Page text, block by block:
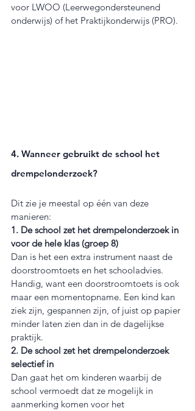
voor LWOO (Leerwegondersteunend
onderwijs) of het Praktijkonderwijs (PRO).
4. Wanneer gebruikt de school het
drempelonderzoek?
Dit zie je meestal op één van deze
manieren:
1. De school zet het drempelonderzoek in
voor de hele klas (groep 8)
Dan is het een extra instrument naast de
doorstroomtoets en het schooladvies.
Handig, want een doorstroomtoets is ook
maar een momentopname. Een kind kan
ziek zijn, gespannen zijn, of juist op papier
minder laten zien dan in de dagelijkse
praktijk.
2. De school zet het drempelonderzoek
selectief in
Dan gaat het om kinderen waarbij de
school vermoedt dat ze mogelijk in
aanmerking komen voor het